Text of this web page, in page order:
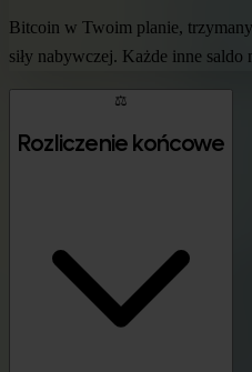
Bitcoin w Twoim planie,
siły nabywczej. Każde inne
⚖️
Rozliczenie końcowe